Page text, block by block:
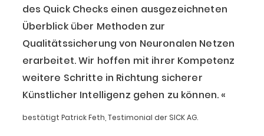
des Quick Checks einen ausgezeichneten
Überblick über Methoden zur
Qualitätssicherung von Neuronalen Netzen
erarbeitet. Wir hoffen mit ihrer Kompetenz
weitere Schritte in Richtung sicherer
Künstlicher Intelligenz gehen zu können.
bestätigt Patrick Feth, Testimonial der SICK AG.